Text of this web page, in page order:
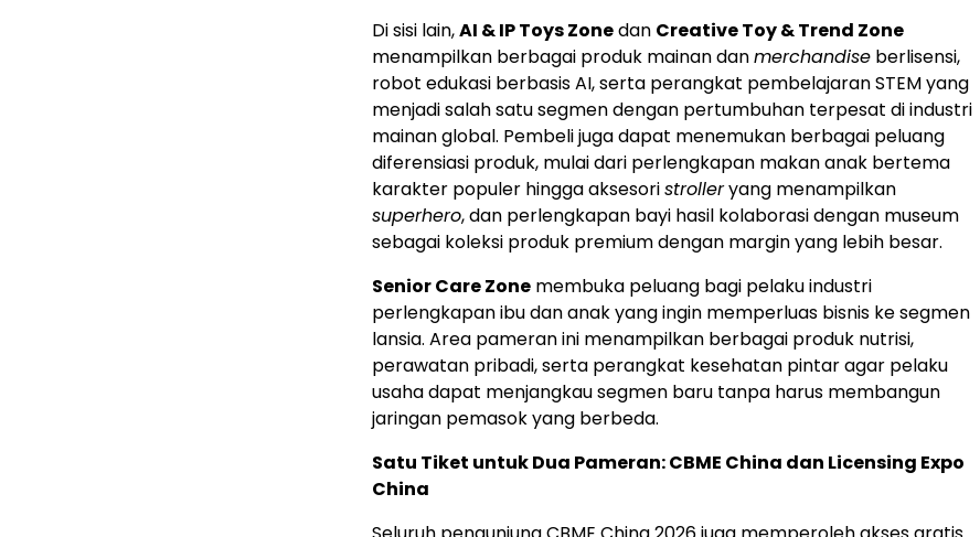
Di sisi lain,AI & IP Toys Zonedan Creative Toy & Trend Zone
menampilkan berbagai produk mainan danmerchandise berlisensi,
robot edukasi berbasis AI, serta perangkat pembelajaran STEM yang
menjadi salah satu segmen dengan pertumbuhan terpesat di industri
mainan global. Pembeli juga dapat menemukan berbagai peluang
diferensiasi produk, mulai dari perlengkapan makan anak bertema
karakter populer hingga aksesoristrolleryang menampilkan
superhero, dan perlengkapan bayi hasil kolaborasi dengan museum
sebagai koleksi produk premium dengan margin yang lebih besar.
Senior Care Zone membuka peluang bagi pelaku industri
perlengkapan ibu dan anak yang ingin memperluas bisnis ke segmen
lansia. Area pameran ini menampilkan berbagai produk nutrisi,
perawatan pribadi, serta perangkat kesehatan pintar agar pelaku
usaha dapat menjangkau segmen baru tanpa harus membangun
jaringan pemasok yang berbeda.
Satu Tiket untuk Dua Pameran: CBME China dan Licensing Expo
China